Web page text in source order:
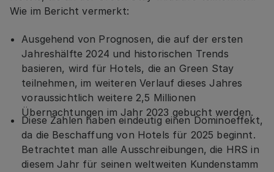
Wie im Bericht vermerkt:
Ausgehend von Prognosen, die auf der ersten
Jahreshälfte 2024 und historischen Trends
basieren, wird für Hotels, die an Green Stay
teilnehmen, im weiteren Verlauf dieses Jahres
voraussichtlich weitere 2,5 Millionen
Übernachtungen im Jahr 2023 gebucht werden.
Diese Zahlen haben eindeutig einen Dominoeffekt,
da die Beschaffung von Hotels für 2025 beginnt.
Betrachtet man alle Ausschreibungen, die HRS in
diesem Jahr für seinen weltweiten Kundenstamm